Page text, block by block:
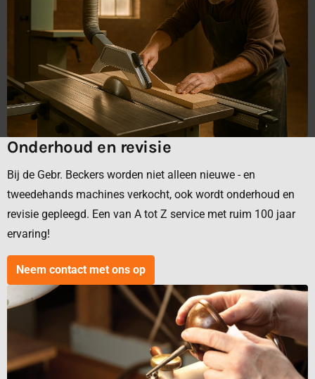
Onderhoud en revisie
Bij de Gebr. Beckers worden niet alleen nieuwe - en
tweedehands machines verkocht, ook wordt onderhoud en
revisie gepleegd. Een van A tot Z service met ruim 100 jaar
ervaring!
Neem contact met ons op